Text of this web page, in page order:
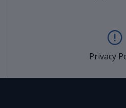
Privacy